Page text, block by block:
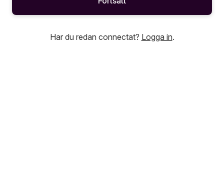
Har du redan connectat? Logga in.